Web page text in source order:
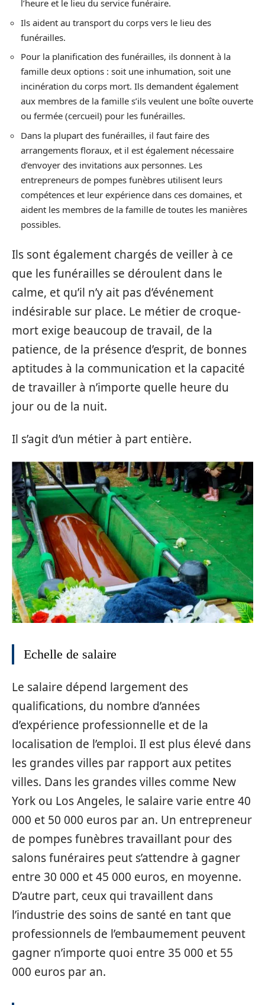
l’heure et le lieu du service funéraire.
Ils aident au transport du corps vers le lieu des
funérailles.
Pour la planification des funérailles, ils donnent à la
famille deux options : soit une inhumation, soit une
incinération du corps mort. Ils demandent également
aux membres de la famille s’ils veulent une boîte ouverte
ou fermée (cercueil) pour les funérailles.
Dans la plupart des funérailles, il faut faire des
arrangements floraux, et il est également nécessaire
d’envoyer des invitations aux personnes. Les
entrepreneurs de pompes funèbres utilisent leurs
compétences et leur expérience dans ces domaines, et
aident les membres de la famille de toutes les manières
possibles.
Ils sont également chargés de veiller à ce
que les funérailles se déroulent dans le
calme, et qu’il n’y ait pas d’événement
indésirable sur place. Le métier de croque-
mort exige beaucoup de travail, de la
patience, de la présence d’esprit, de bonnes
aptitudes à la communication et la capacité
de travailler à n’importe quelle heure du
jour ou de la nuit.
Il s’agit d’un métier à part entière.
Echelle de salaire
Le salaire dépend largement des
qualifications, du nombre d’années
d’expérience professionnelle et de la
localisation de l’emploi. Il est plus élevé dans
les grandes villes par rapport aux petites
villes. Dans les grandes villes comme New
York ou Los Angeles, le salaire varie entre 40
000 et 50 000 euros par an. Un entrepreneur
de pompes funèbres travaillant pour des
salons funéraires peut s’attendre à gagner
entre 30 000 et 45 000 euros, en moyenne.
D’autre part, ceux qui travaillent dans
l’industrie des soins de santé en tant que
professionnels de l’embaumement peuvent
gagner n’importe quoi entre 35 000 et 55
000 euros par an.